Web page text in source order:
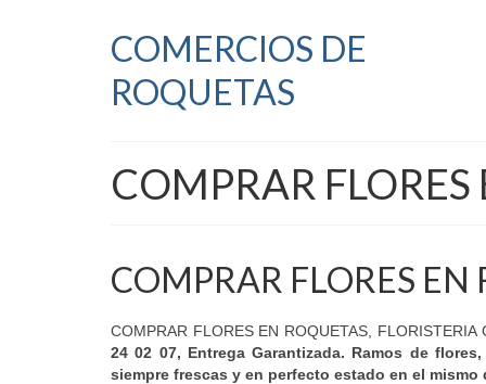
COMERCIOS DE
ROQUETAS
COMPRAR FLORES
COMPRAR FLORES EN
COMPRAR FLORES EN ROQUETAS,
24 02 07, Entrega Garantizada. Ramos de
siempre frescas y en perfecto estado en el mismo